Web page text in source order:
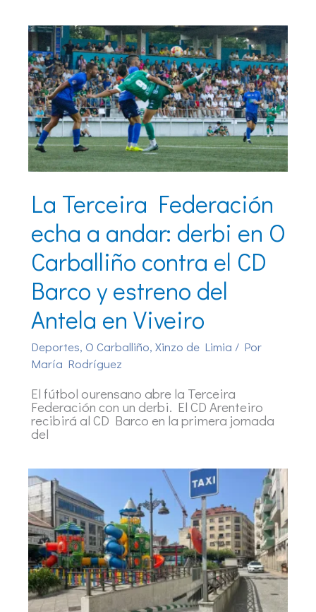
La Terceira Federación
echa a andar: derbi en O
Carballiño contra el CD
Barco y estreno del
Antela en Viveiro
Deportes, O Carballiño, Xinzo de Limia / Por
María Rodríguez
El fútbol ourensano abre la Terceira
Federación con un derbi. El CD Arenteiro
recibirá al CD Barco en la primera jornada
del